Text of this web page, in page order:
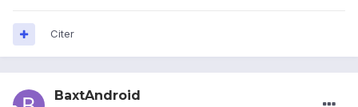
Citer
BaxtAndroid